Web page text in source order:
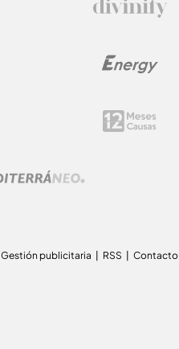
Gestión publicitaria RSS Contacto